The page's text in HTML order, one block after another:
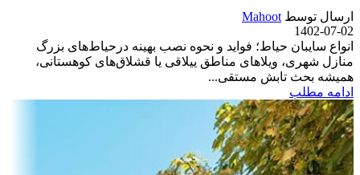
ارسال توسط Mahoot
1402-07-02
انواع سایبان حیاط؛ فواید و نحوه نصب بهینه درحیاط‌های بزرگ
منازل شهری، ویلاهای مناطق ییلاقی یا قشلاق‌های کوهستانی،
همیشه بحث تابش مستقی...
ادامه مطلب